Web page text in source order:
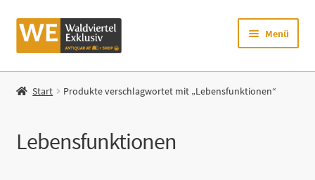
Zur
Navigation
Zum
Inhalt
Menü
Startseite
Mein Konto
Start Produkte verschlagwortet mit „Lebensfunktionen“
Lebensfunktionen